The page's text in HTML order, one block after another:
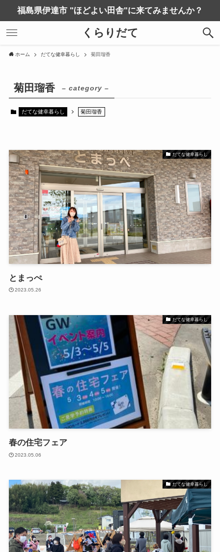
福島県伊達市 "ほどよい田舎"に来てみませんか？
くらりだて
ホーム だてな健幸暮らし 菊田瑠香
菊田瑠香 – category –
だてな健幸暮らし 菊田瑠香
だてな健幸暮らし
とまっぺ
2023.05.26
だてな健幸暮らし
春の住宅フェア
2023.05.06
だてな健幸暮らし